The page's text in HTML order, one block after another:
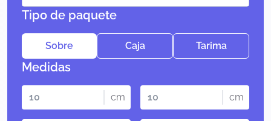
Tipo de paquete
Sobre Caja Tarima
Medidas
cm cm